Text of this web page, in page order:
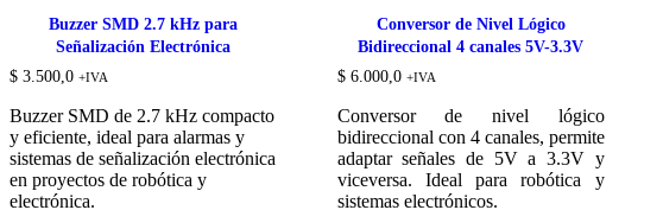
Buzzer SMD 2.7 kHz para
Señalización Electrónica
$ 3.500,0 +IVA
Buzzer SMD de 2.7 kHz compacto
y eficiente, ideal para alarmas y
sistemas de señalización electrónica
en proyectos de robótica y
electrónica.
Conversor de Nivel Lógico
Bidireccional 4 canales 5V-3.3V
$6.000,0 +IVA
Conversor de nivel lógico
bidireccional con 4 canales, permite
adaptar señales de 5V a 3.3V y
viceversa. Ideal para robótica y
sistemas electrónicos.